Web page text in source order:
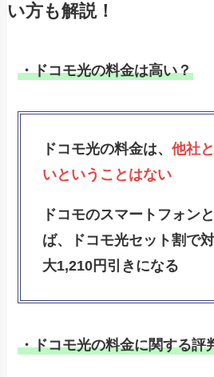
い方も解説！
・ドコモ光の料金は高い？
ドコモ光の料金は、他社
いということはない
ドコモのスマートフォン
ば、ドコモ光セット割で
大1,210円引きになる
・ドコモ光の料金に関する評